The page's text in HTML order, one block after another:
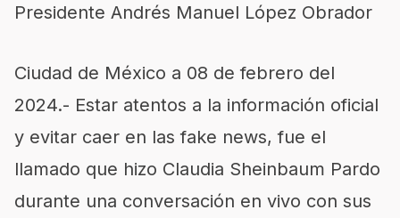
Presidente Andrés Manuel López Obrador
Ciudad de México a 08 de febrero del
2024.- Estar atentos a la información oficial
y evitar caer en las fake news, fue el
llamado que hizo Claudia Sheinbaum Pardo
durante una conversación en vivo con sus